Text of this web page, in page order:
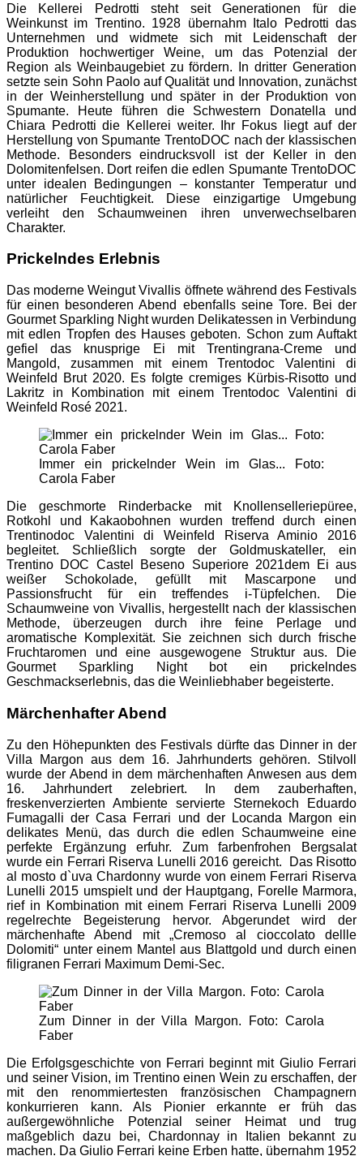
Die Kellerei Pedrotti steht seit Generationen für die
Weinkunst im Trentino. 1928 übernahm Italo Pedrotti das
Unternehmen und widmete sich mit Leidenschaft der
Produktion hochwertiger Weine, um das Potenzial der
Region als Weinbaugebiet zu fördern. In dritter Generation
setzte sein Sohn Paolo auf Qualität und Innovation, zunächst
in der Weinherstellung und später in der Produktion von
Spumante. Heute führen die Schwestern Donatella und
Chiara Pedrotti die Kellerei weiter. Ihr Fokus liegt auf der
Herstellung von Spumante TrentoDOC nach der klassischen
Methode. Besonders eindrucksvoll ist der Keller in den
Dolomitenfelsen. Dort reifen die edlen Spumante TrentoDOC
unter idealen Bedingungen – konstanter Temperatur und
natürlicher Feuchtigkeit. Diese einzigartige Umgebung
verleiht den Schaumweinen ihren unverwechselbaren
Charakter.
Prickelndes Erlebnis
Das moderne Weingut Vivallis öffnete während des Festivals
für einen besonderen Abend ebenfalls seine Tore. Bei der
Gourmet Sparkling Night wurden Delikatessen in Verbindung
mit edlen Tropfen des Hauses geboten. Schon zum Auftakt
gefiel das knusprige Ei mit Trentingrana-Creme und
Mangold, zusammen mit einem Trentodoc Valentini di
Weinfeld Brut 2020. Es folgte cremiges Kürbis-Risotto und
Lakritz in Kombination mit einem Trentodoc Valentini di
Weinfeld Rosé 2021.
Immer ein prickelnder Wein im Glas... Foto:
Carola Faber
Die geschmorte Rinderbacke mit Knollenselleriepüree,
Rotkohl und Kakaobohnen wurden treffend durch einen
Trentinodoc Valentini di Weinfeld Riserva Aminio 2016
begleitet. Schließlich sorgte der Goldmuskateller, ein
Trentino DOC Castel Beseno Superiore 2021dem Ei aus
weißer Schokolade, gefüllt mit Mascarpone und
Passionsfrucht für ein treffendes i-Tüpfelchen. Die
Schaumweine von Vivallis, hergestellt nach der klassischen
Methode, überzeugen durch ihre feine Perlage und
aromatische Komplexität. Sie zeichnen sich durch frische
Fruchtaromen und eine ausgewogene Struktur aus. Die
Gourmet Sparkling Night bot ein prickelndes
Geschmackserlebnis, das die Weinliebhaber begeisterte.
Märchenhafter Abend
Zu den Höhepunkten des Festivals dürfte das Dinner in der
Villa Margon aus dem 16. Jahrhunderts gehören. Stilvoll
wurde der Abend in dem märchenhaften Anwesen aus dem
16. Jahrhundert zelebriert. In dem zauberhaften,
freskenverzierten Ambiente servierte Sternekoch Eduardo
Fumagalli der Casa Ferrari und der Locanda Margon ein
delikates Menü, das durch die edlen Schaumweine eine
perfekte Ergänzung erfuhr. Zum farbenfrohen Bergsalat
wurde ein Ferrari Riserva Lunelli 2016 gereicht. Das Risotto
al mosto d`uva Chardonny wurde von einem Ferrari Riserva
Lunelli 2015 umspielt und der Hauptgang, Forelle Marmora,
rief in Kombination mit einem Ferrari Riserva Lunelli 2009
regelrechte Begeisterung hervor. Abgerundet wird der
märchenhafte Abend mit „Cremoso al cioccolato dellle
Dolomiti“ unter einem Mantel aus Blattgold und durch einen
filigranen Ferrari Maximum Demi-Sec.
Zum Dinner in der Villa Margon. Foto: Carola
Faber
Die Erfolgsgeschichte von Ferrari beginnt mit Giulio Ferrari
und seiner Vision, im Trentino einen Wein zu erschaffen, der
mit den renommiertesten französischen Champagnern
konkurrieren kann. Als Pionier erkannte er früh das
außergewöhnliche Potenzial seiner Heimat und trug
maßgeblich dazu bei, Chardonnay in Italien bekannt zu
machen. Da Giulio Ferrari keine Erben hatte, übernahm 1952